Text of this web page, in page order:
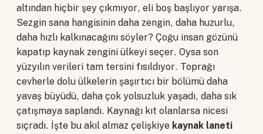
altından hiçbir şey çıkmıyor, eli boş başlıyor yarışa.
Sezgin sana hangisinin daha zengin, daha huzurlu,
daha hızlı kalkınacağını söyler? Çoğu insan gözünü
kapatıp kaynak zengini ülkeyi seçer. Oysa son
yüzyılın verileri tam tersini fısıldıyor. Toprağı
cevherle dolu ülkelerin şaşırtıcı bir bölümü daha
yavaş büyüdü, daha çok yolsuzluk yaşadı, daha sık
çatışmaya saplandı. Kaynağı kıt olanlarsa nicesi
sıçradı. İşte bu akıl almaz çelişkiye kaynak laneti